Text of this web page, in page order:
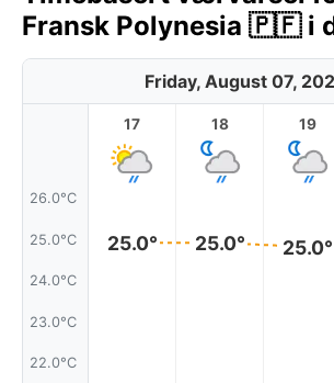
Fransk Polynesia 🇵🇫 i
Friday, August 07,
26.0°C
25.0°C
24.0°C
23.0°C
22.0°C
17
25.0°
18
25.0°
19
25.0°